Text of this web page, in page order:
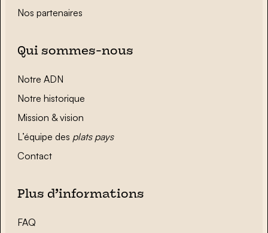
Nos partenaires
Qui sommes-nous
Notre ADN
Notre historique
Mission & vision
L’équipe des plats pays
Contact
Plus d’informations
FAQ